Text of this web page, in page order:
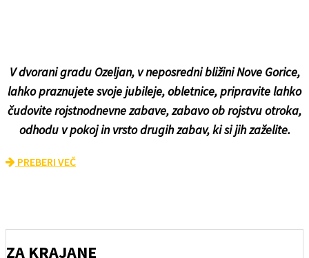
V dvorani gradu Ozeljan, v neposredni bližini Nove Gorice,
lahko praznujete svoje jubileje, obletnice, pripravite lahko
čudovite rojstnodnevne zabave, zabavo ob rojstvu otroka,
odhodu v pokoj in vrsto drugih zabav, ki si jih zaželite.
PREBERI VEČ
ZA KRAJANE